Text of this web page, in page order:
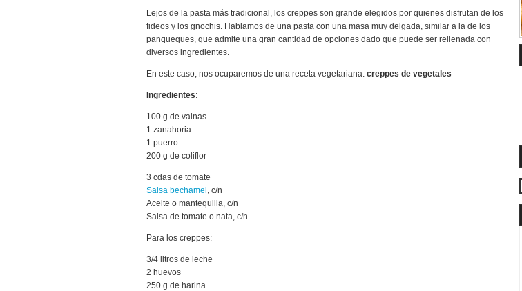
Lejos de la pasta más tradicional, los creppes son grande elegidos por quienes disfrutan de los
fideos y los gnochis. Hablamos de una pasta con una masa muy delgada, similar a la de los
panqueques, que admite una gran cantidad de opciones dado que puede ser rellenada con
diversos ingredientes.
En este caso, nos ocuparemos de una receta vegetariana: creppes de vegetales
Ingredientes:
100 g de vainas
1 zanahoria
1 puerro
200 g de coliflor
3 cdas de tomate
Salsa bechamel , c/n
Aceite o mantequilla, c/n
Salsa de tomate o nata, c/n
Para los creppes:
3/4 litros de leche
2 huevos
250 g de harina